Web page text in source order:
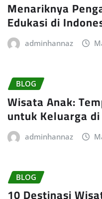
Menariknya
Edukasi di
adminhannaz
BLOG
Wisata Anak:
untuk Keluarga
adminhannaz
BLOG